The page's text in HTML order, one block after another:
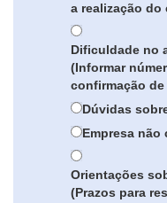
a realização do
Dificuldade no
(Informar
confirmação
Dúvidas
Empresa não
Orientações
(Prazos para